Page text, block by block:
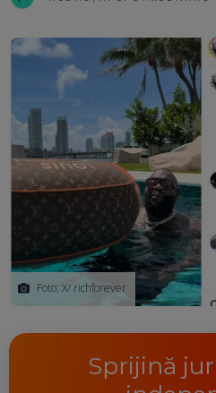
Foto: X/ richforever
Sprijină